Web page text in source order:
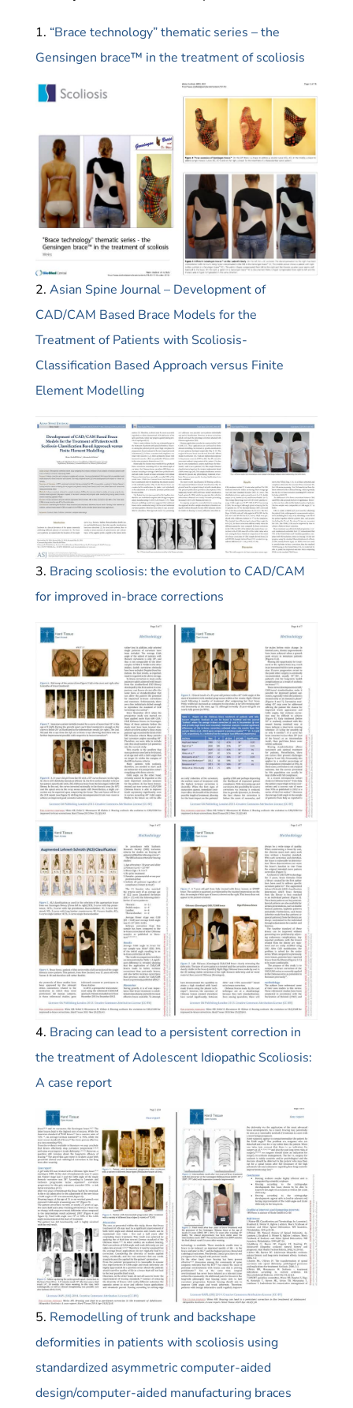
1. “Brace technology” thematic series – the
Gensingen brace™ in the treatment of scoliosis
2. Asian Spine Journal – Development of
CAD/CAM Based Brace Models for the
Treatment of Patients with Scoliosis-
Classification Based Approach versus Finite
Element Modelling
3. Bracing scoliosis: the evolution to CAD/CAM
for improved in-brace corrections
4. Bracing can lead to a persistent correction in
the treatment of Adolescent Idiopathic Scoliosis:
A case report
5. Remodelling of trunk and backshape
deformities in patients with scoliosis using
standardized asymmetric computer-aided
design/computer-aided manufacturing braces